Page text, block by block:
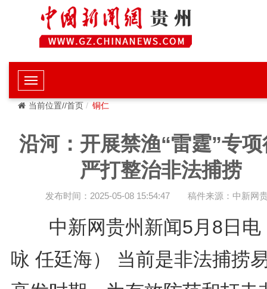
当前位置//首页 铜仁
沿河：开展禁渔“雷霆”专
严打整治非法捕捞
发布时间：2025-05-08 15:54:47 稿件来源：中新网
中新网贵州新闻5月8日电
咏 任廷海） 当前是非法捕捞